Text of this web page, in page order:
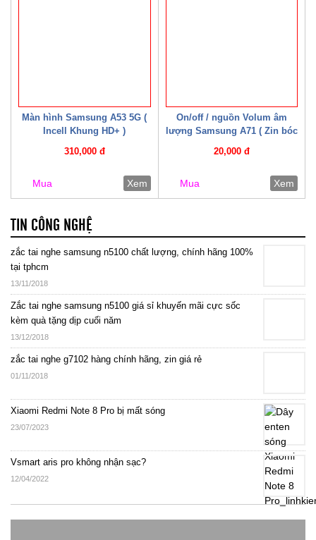
Màn hình Samsung A53 5G (
Incell Khung HD+ )
310,000 đ
Mua Xem
On/off / nguồn Volum âm
lượng Samsung A71 ( Zin bóc
20,000 đ
Mua Xem
TIN CÔNG NGHỆ
zắc tai nghe samsung n5100 chất lượng, chính hãng 100%
tại tphcm
13/11/2018
Zắc tai nghe samsung n5100 giá sỉ khuyến mãi cực sốc
kèm quà tặng dịp cuối năm
13/12/2018
zắc tai nghe g7102 hàng chính hãng, zin giá rẻ
01/11/2018
Xiaomi Redmi Note 8 Pro bị mất sóng
23/07/2023
Vsmart aris pro không nhận sạc?
12/04/2022